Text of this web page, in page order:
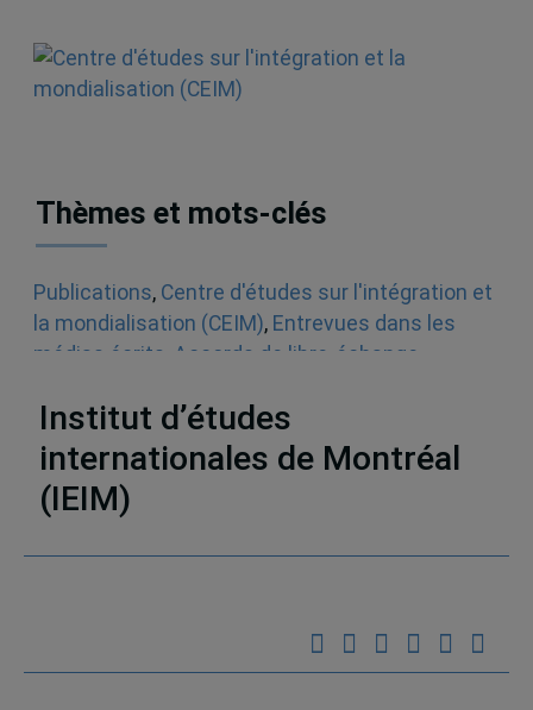
Thèmes et mots-clés
Publications, Centre d'études sur l'intégration et
la mondialisation (CEIM), Entrevues dans les
médias écrits
Accords de libre-échange
Institut d’études
internationales de Montréal
(IEIM)